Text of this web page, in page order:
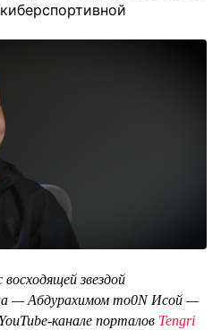
звездой
— Абдурахимом mo0N Исой —
канале порталов Tengri